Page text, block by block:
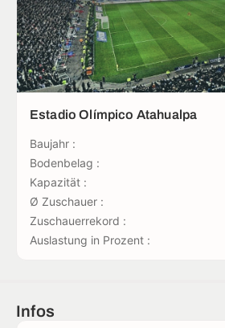
Estadio Olímpico Atahualpa
Baujahr :
Bodenbelag :
Kapazität :
Ø Zuschauer :
Zuschauerrekord :
Auslastung in Prozent :
Infos